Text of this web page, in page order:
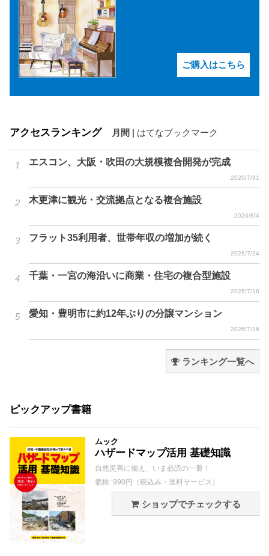
ご購入はこちら
アクセスランキング 月間 はてなブックマーク
エスコン、大阪・吹田の大規模複合開発が完成
2026/7/31
木更津に観光・交流拠点となる複合施設
2026/8/4
フラット35利用者、世帯年収の増加が続く
2026/7/24
千葉・一宮の海沿いに商業・住宅の複合型施設
2026/7/16
愛知・豊明市に約12年ぶりの分譲マンション
2026/7/16
ランキング一覧へ
ピックアップ書籍
ムック
ハザードマップ活用 基礎知識
自然災害に備え、いま必読の一冊！
価格: 990円（税込み・送料サービス）
ショップでチェックする